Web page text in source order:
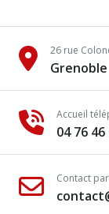
26 rue
Grenoble
Accueil
04 76 46
Contact